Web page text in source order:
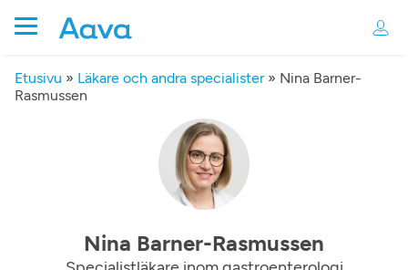
Etusivu » Läkare och andra specialister» Nina Barner-
Rasmussen
Nina Barner-Rasmussen